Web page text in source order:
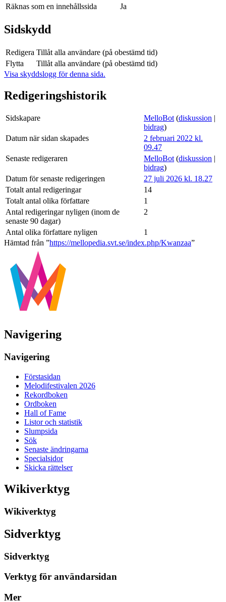
Räknas som en innehållssida
Ja
Sidskydd
Redigera Tillåt alla användare (på obestämd tid)
Flytta
Tillåt alla användare (på obestämd tid)
Visa skyddslogg för denna sida.
Redigeringshistorik
Sidskapare MelloBot (diskussion |
bidrag)
Datum när sidan skapades
2 februari 2022 kl.
09.47
Senaste redigeraren
MelloBot (diskussion |
bidrag)
Datum för senaste redigeringen
27 juli 2026 kl. 18.27
Totalt antal redigeringar
14
Totalt antal olika författare
1
Antal redigeringar nyligen (inom de
senaste 90 dagar)
2
Antal olika författare nyligen
1
Hämtad från ”https://mellopedia.svt.se/index.php/Kwanzaa”
Navigering
Navigering
Förstasidan
Melodifestivalen 2026
Rekordboken
Ordboken
Hall of Fame
Listor och statistik
Slumpsida
Sök
Senaste ändringarna
Specialsidor
Skicka rättelser
Wikiverktyg
Wikiverktyg
Sidverktyg
Sidverktyg
Verktyg för användarsidan
Mer